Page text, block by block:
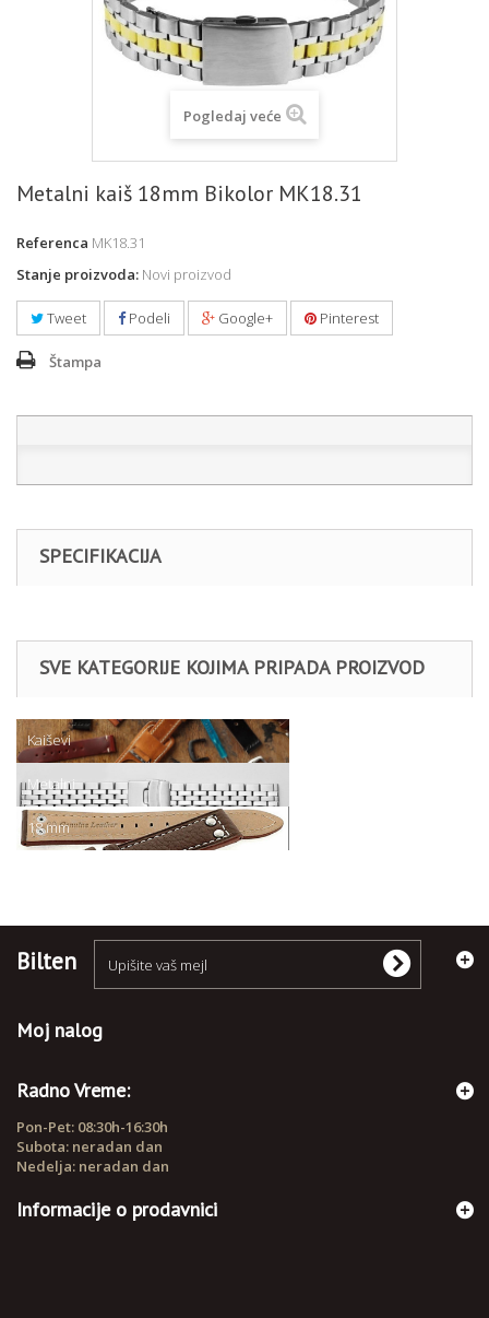
Pogledaj veće
Metalni kaiš 18mm Bikolor MK18.31
Referenca MK18.31
Stanje proizvoda: Novi proizvod
Tweet Podeli Google+ Pinterest
Štampa
SPECIFIKACIJA
SVE KATEGORIJE KOJIMA PRIPADA PROIZVOD
Kaiševi
Metalni
18 mm
Bilten
Moj nalog
Radno Vreme:
Pon-Pet: 08:30h-16:30h
Subota: neradan dan
Nedelja: neradan dan
Informacije o prodavnici